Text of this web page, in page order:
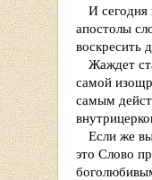
И сегодня
апостолы
воскресить
Жаждет
самой
самым
Если же
это Слово